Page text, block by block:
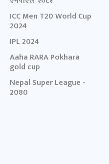
ICC Men T20 World Cup
2024
IPL 2024
Aaha RARA Pokhara
gold cup
Nepal Super League -
2080